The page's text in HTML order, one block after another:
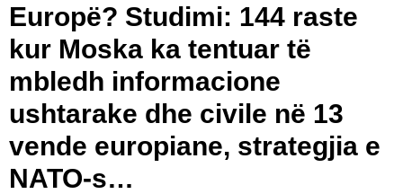
Europë? Studimi: 144 raste
kur Moska ka tentuar të
mbledh informacione
ushtarake dhe civile në 13
vende europiane, strategjia e
NATO-s…